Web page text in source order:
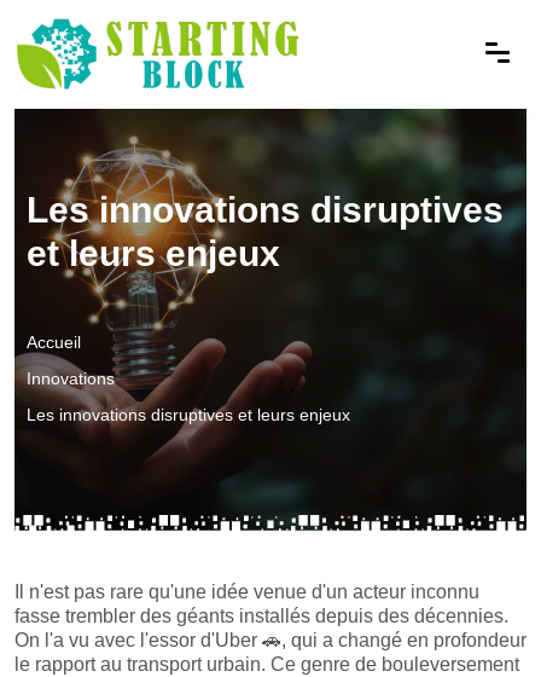
Les innovations disruptives
et leurs enjeux
Accueil
Innovations
Les innovations disruptives et leurs enjeux
Il n'est pas rare qu'une idée venue d'un acteur inconnu
fasse trembler des géants installés depuis des décennies.
On l'a vu avec l'essor d'Uber 🚗, qui a changé en profondeur
le rapport au transport urbain. Ce genre de bouleversement